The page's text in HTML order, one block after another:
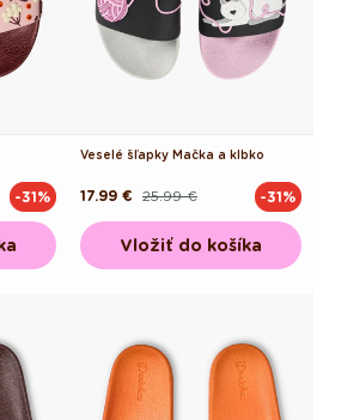
-31%
Veselé šľapky Mačka a klbko
Pôvodná25.99 €
Akciová
17.99 € -31%
Vložiť do košíka